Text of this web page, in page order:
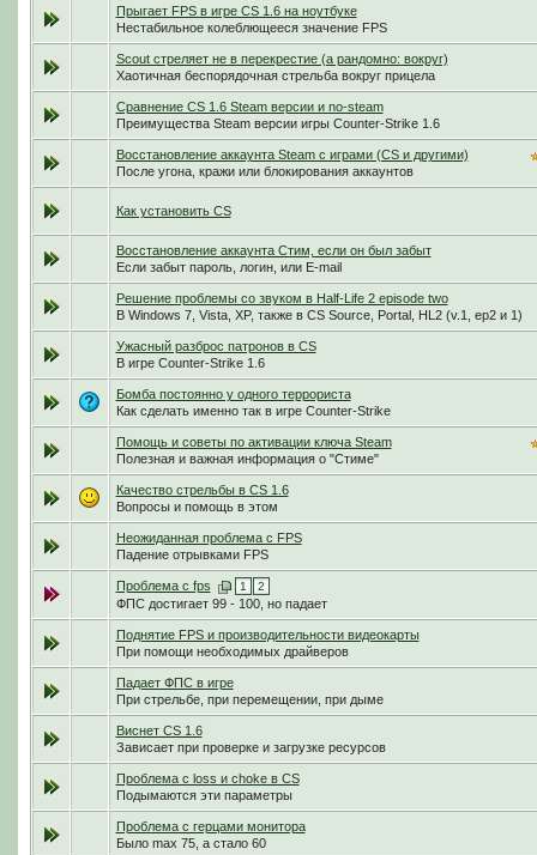
Прыгает FPS в игре CS 1.6 на ноутбуке
Нестабильное колеблющееся значение FPS
Scout стреляет не в перекрестие (а рандомно: вокруг)
Хаотичная беспорядочная стрельба вокруг прицела
Сравнение CS 1.6 Steam версии и no-steam
Преимущества Steam версии игры Counter-Strike 1.6
Восстановление аккаунта Steam с играми (CS и другими)
После угона, кражи или блокирования аккаунтов
Как установить CS
Восстановление аккаунта Стим, если он был забыт
Если забыт пароль, логин, или E-mail
Решение проблемы со звуком в Half-Life 2 episode two
В Windows 7, Vista, XP, также в CS Source, Portal, HL2 (v.1, ep2 и 1)
Ужасный разброс патронов в CS
В игре Counter-Strike 1.6
Бомба постоянно у одного террориста
Как сделать именно так в игре Counter-Strike
Помощь и советы по активации ключа Steam
Полезная и важная информация о "Стиме"
Качество стрельбы в CS 1.6
Вопросы и помощь в этом
Неожиданная проблема с FPS
Падение отрывками FPS
Проблема с fps 1 2
ФПС достигает 99 - 100, но падает
Поднятие FPS и производительности видеокарты
При помощи необходимых драйверов
Падает ФПС в игре
При стрельбе, при перемещении, при дыме
Виснет CS 1.6
Зависает при проверке и загрузке ресурсов
Проблема с loss и choke в CS
Подымаются эти параметры
Проблема с герцами монитора
Было max 75, а стало 60